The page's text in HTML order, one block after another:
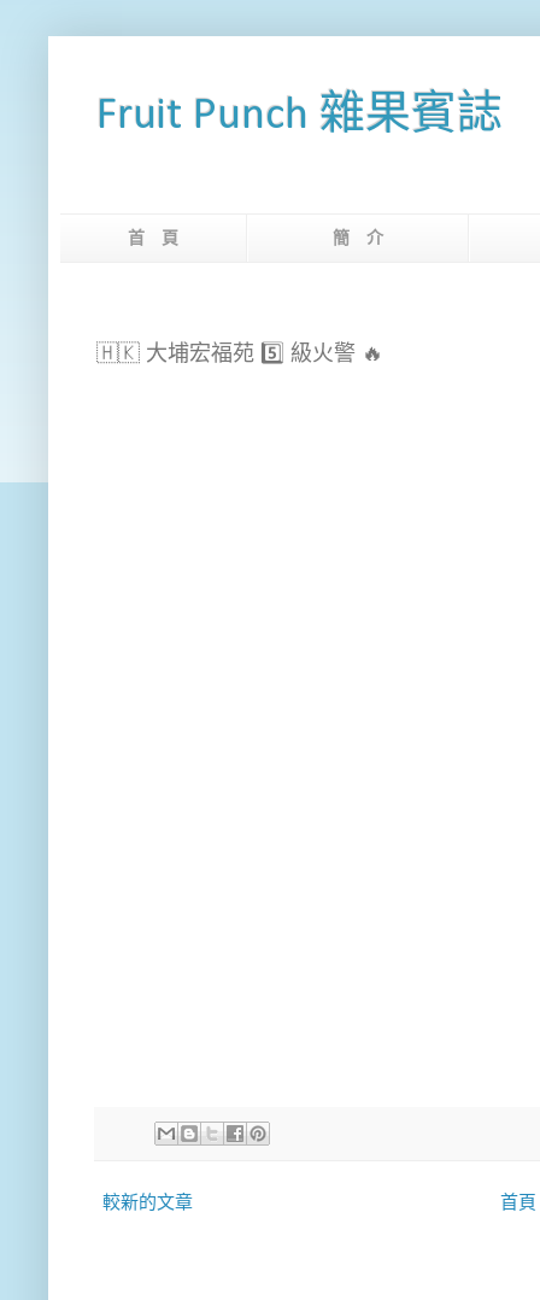
Fruit Punch 雜果賓誌
首 頁 簡 介
🇭🇰 大埔宏福苑 5️⃣ 級火警 🔥
較新的文章 首頁